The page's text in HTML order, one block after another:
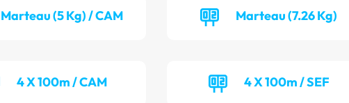
Marteau (5 Kg) / CAM Marteau (7.26 Kg)
4 X 100m / CAM 4 X 100m / SEF